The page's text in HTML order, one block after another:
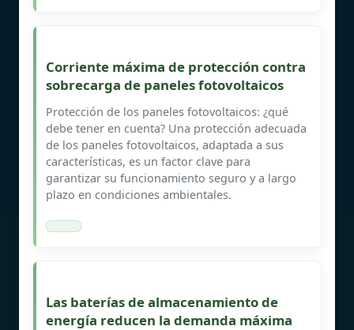
Corriente máxima de protección contra
sobrecarga de paneles fotovoltaicos
Protección de los paneles fotovoltaicos: ¿qué
debe tener en cuenta? Una protección adecuada
de los paneles fotovoltaicos, adaptada a sus
características, es un factor clave para
garantizar su funcionamiento seguro y a largo
plazo en condiciones ambientales.
Las baterías de almacenamiento de
energía reducen la demanda máxima